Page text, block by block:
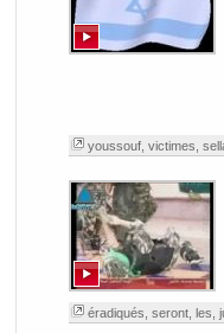
youssouf, victimes
éradiqués seront, les